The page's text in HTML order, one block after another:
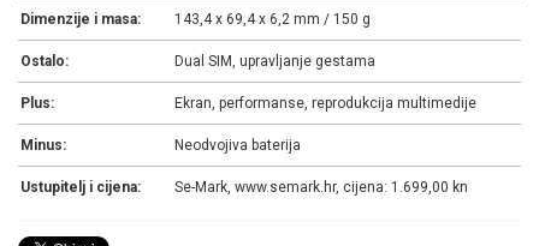
Dimenzije i masa: 143,4 x 69,4 x 6,2 mm / 150 g
Ostalo: Dual SIM, upravljanje gestama
Plus: Ekran, performanse, reprodukcija multimedije
Minus: Neodvojiva baterija
Ustupitelj i cijena: Se-Mark, www.semark.hr, cijena: 1.699,00 kn